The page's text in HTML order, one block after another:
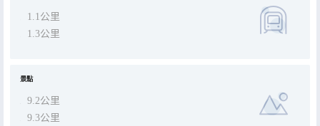
1.1公里
1.3公里
景點
9.2公里
9.3公里